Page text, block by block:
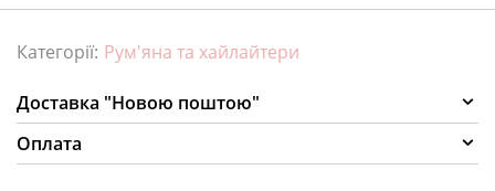
Категорії: Рум'яна та хайлайтери
Доставка "Новою поштою"
Оплата